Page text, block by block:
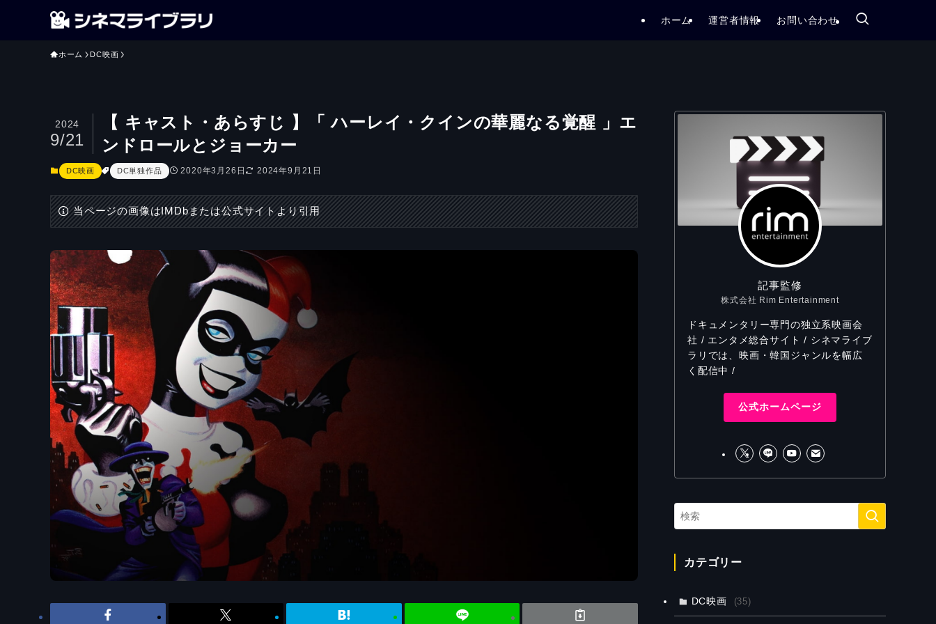
ホーム 運営者情報 お問い合わせ
ホーム DC映画
【 キャスト・あらすじ 】「 ハーレイ・クインの華麗なる覚醒 」エ
ンドロールとジョーカー
2024
9/21
DC映画 DC単独作品 2020年3月26日 2024年9月21日
当ページの画像はIMDbまたは公式サイトより引用
記事監修
株式会社 Rim Entertainment
ドキュメンタリー専門の独立系映画会
社 / エンタメ総合サイト / シネマライブ
ラリでは、映画・韓国ジャンルを幅広
く配信中 /
公式ホームページ
カテゴリー
DC映画 (35)